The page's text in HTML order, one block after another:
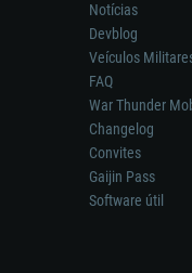
Notícias
Devblog
Veículos
FAQ
War Thunder
Changelog
Convites
Gaijin Pass
Software útil